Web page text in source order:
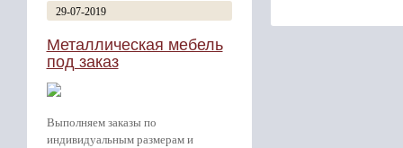
29-07-2019
Металлическая мебель
под заказ
Выполняем заказы по
индивидуальным размерам и